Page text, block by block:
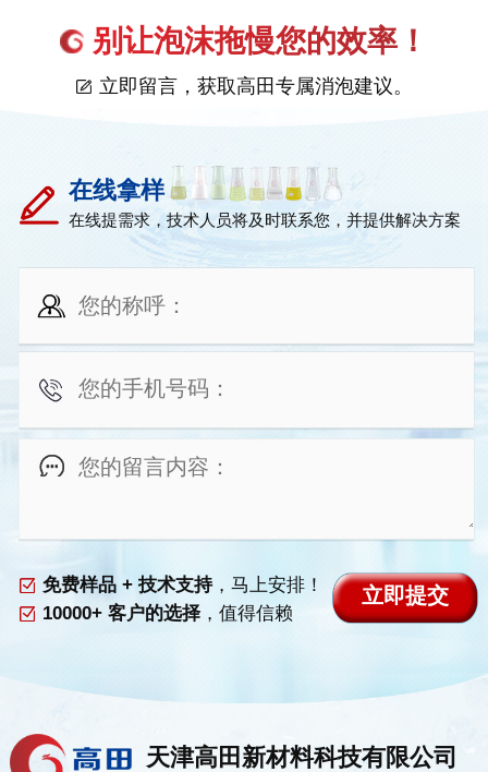
别让泡沫拖慢您的效率！
立即留言，获取高田专属消泡建议。
在线拿样
在线提需求，技术人员将及时联系您，并提供解决方案
免费样品 + 技术支持，马上安排！
10000+ 客户的选择，值得信赖
天津高田新材料科技有限公司